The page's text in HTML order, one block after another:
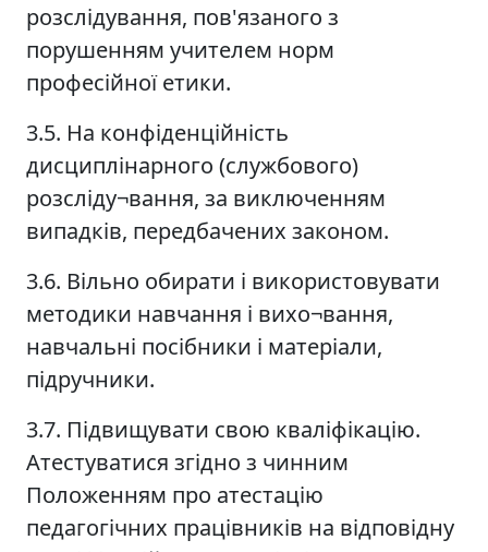
розслідування, пов'язаного з
порушенням учителем норм
професійної етики.
3.5. На конфіденційність
дисциплінарного (службового)
розсліду¬вання, за виключенням
випадків, передбачених законом.
3.6. Вільно обирати і використовувати
методики навчання і вихо¬вання,
навчальні посібники і матеріали,
підручники.
3.7. Підвищувати свою кваліфікацію.
Атестуватися згідно з чинним
Положенням про атестацію
педагогічних працівників на відповідну